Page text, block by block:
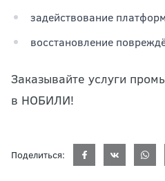
задействование
восстановление
Заказывайте услуги
в НОБИЛИ!
Поделиться: